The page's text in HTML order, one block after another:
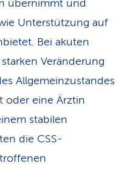
übernimmt und
Unterstützung auf
Bei akuten
Veränderung
Allgemeinzustandes
oder eine Ärztin
stabilen
die CSS-